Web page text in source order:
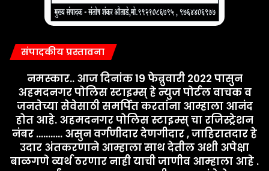
संपादकीय प्रस्तावना
नमस्कार.. आज दिनांक 19 फेब्रुवारी 2022 पासुन
अहमदनगर पोलिस स्टाइम्स् हे न्युज पोर्टल वाचक व
जनतेच्या सेवेसाठी समर्पित करतांना आम्हाला आनंद
होत आहे. अहमदनगर पोलिस स्टाइम्स् चा रजिस्ट्रेशन
नंबर ........... असुन वर्गणीदार देणगीदार , जाहिरातदार हे
उदार अंतकरणाने आम्हाला साथ देतील अशी अपेक्षा
बाळगणे व्यर्थ ठरणार नाही याची जाणीव आम्हाला आहे .